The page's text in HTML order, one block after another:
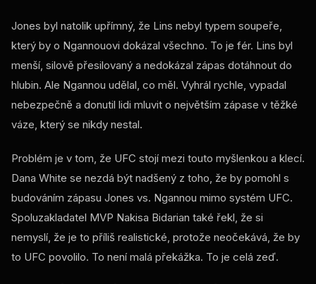
Jones byl natolik upřímný, že Lins nebyl typem soupeře,
který by o Ngannouovi dokázal všechno. To je fér. Lins byl
menší, silově přesilovaný a nedokázal zápas dotáhnout do
hlubin. Ale Ngannou udělal, co měl. Vyhrál rychle, vypadal
nebezpečně a donutil lidi mluvit o největším zápase v těžké
váze, který se nikdy nestal.
Problém je v tom, že UFC stojí mezi touto myšlenkou a klecí.
Dana White se nezdá být nadšený z toho, že by pomohl s
budováním zápasu Jones vs. Ngannou mimo systém UFC.
Spoluzakladatel MVP Nakisa Bidarian také řekl, že si
nemyslí, že je to příliš realistické, protože neočekává, že by
to UFC povolilo. To není malá překážka. To je celá zeď.